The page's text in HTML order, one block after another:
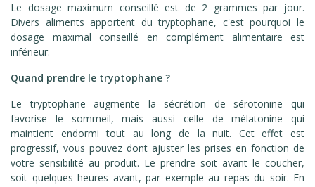
Le dosage maximum conseillé est de 2 grammes par jour.
Divers aliments apportent du tryptophane, c'est pourquoi le
dosage maximal conseillé en complément alimentaire est
inférieur.
Quand prendre le tryptophane ?
Le tryptophane augmente la sécrétion de sérotonine qui
favorise le sommeil, mais aussi celle de mélatonine qui
maintient endormi tout au long de la nuit. Cet effet est
progressif, vous pouvez dont ajuster les prises en fonction de
votre sensibilité au produit. Le prendre soit avant le coucher,
soit quelques heures avant, par exemple au repas du soir. En